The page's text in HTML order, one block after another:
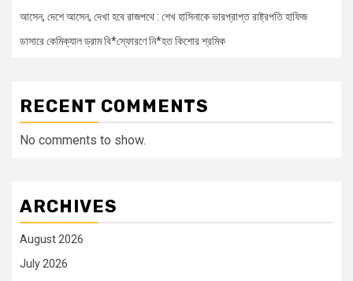
আসেন, দেশে আসেন, দেখা হবে রাজপথে : শেখ হাসিনাকে ভারপ্রাপ্ত রাষ্ট্রপতি হাফিজ
ডাসারে কেমিক্যাল ড্রাম বি*স্ফোরণে নি*হত কিশোর শ্রমিক
RECENT COMMENTS
No comments to show.
ARCHIVES
August 2026
July 2026